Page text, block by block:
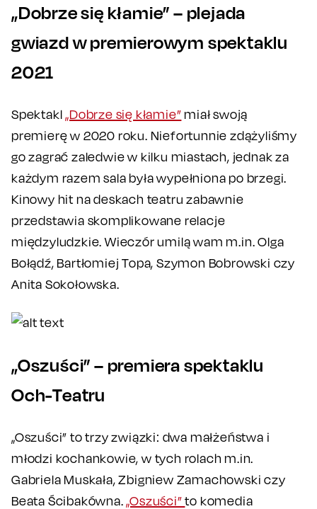
„Dobrze się kłamie” – plejada
gwiazd w premierowym spektaklu
2021
Spektakl„Dobrze się kłamie” miał swoją
premierę w 2020 roku. Niefortunnie zdążyliśmy
go zagrać zaledwie w kilku miastach, jednak za
każdym razem sala była wypełniona po brzegi.
Kinowy hit na deskach teatru zabawnie
przedstawia skomplikowane relacje
międzyludzkie. Wieczór umilą wam m.in. Olga
Bołądź, Bartłomiej Topa, Szymon Bobrowski czy
Anita Sokołowska.
„Oszuści” – premiera spektaklu
Och-Teatru
„Oszuści” to trzy związki: dwa małżeństwa i
młodzi kochankowie, w tych rolach m.in.
Gabriela Muskała, Zbigniew Zamachowski czy
Beata Ścibakówna.„Oszuści”to komedia